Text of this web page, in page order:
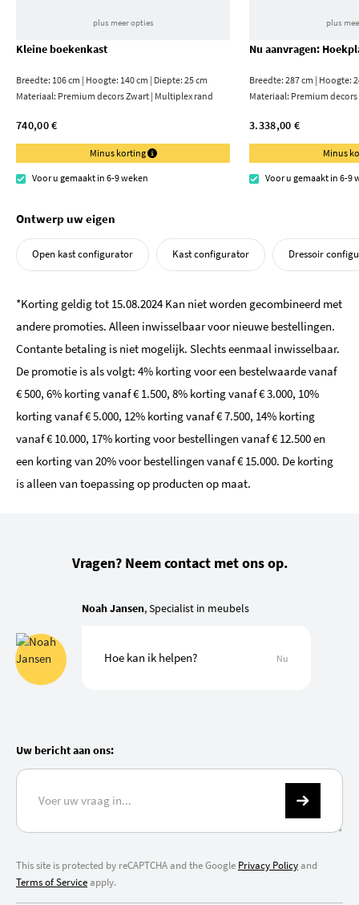
plus meer opties
Kleine boekenkast
Breedte: 106 cm | Hoogte: 140 cm | Diepte: 25 cm
Materiaal: Premium decors Zwart | Multiplex rand
740,00 €
Minus korting
Voor u gemaakt in 6-9 weken
plus
Nu aanvragen:
Breedte: 287 cm | Hoogte:
Materiaal: Premium decors
3.338,00 €
Minus
Voor u gemaakt in 6-9
Ontwerp uw eigen
Open kast configurator Kast configurator Dressoir
*Korting geldig tot 15.08.2024 Kan niet worden gecombineerd met
andere promoties. Alleen inwisselbaar voor nieuwe bestellingen.
Contante betaling is niet mogelijk. Slechts eenmaal inwisselbaar.
De promotie is als volgt: 4% korting voor een bestelwaarde vanaf
€ 500, 6% korting vanaf € 1.500, 8% korting vanaf € 3.000, 10%
korting vanaf € 5.000, 12% korting vanaf € 7.500, 14% korting
vanaf € 10.000, 17% korting voor bestellingen vanaf € 12.500 en
een korting van 20% voor bestellingen vanaf € 15.000. De korting
is alleen van toepassing op producten op maat.
Vragen? Neem contact met ons op.
Noah Jansen, Specialist in meubels
Hoe kan ik helpen? Nu
Uw bericht aan ons:
This site is protected by reCAPTCHA and the Google Privacy Policyand
Terms of Serviceapply.